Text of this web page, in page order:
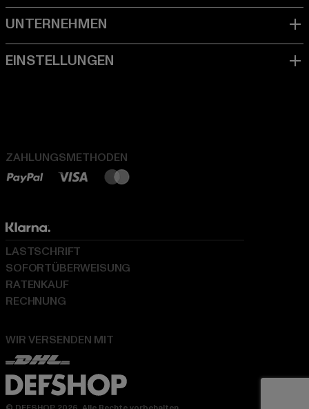
ZAHLUNGSMETHODEN
WIR VERSENDEN MIT
LASTSCHRIFT
SOFORTÜBERWEISUNG
RATENKAUF
RECHNUNG